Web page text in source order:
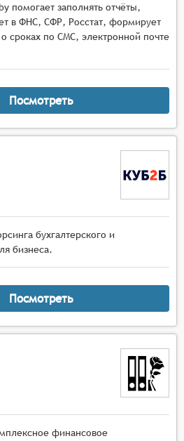
помогает заполнять отчёты,
в ФНС, СФР, Росстат, формирует
сроках по СМС, электронной почте
Посмотреть
бухгалтерского и
бизнеса.
Посмотреть
финансовое